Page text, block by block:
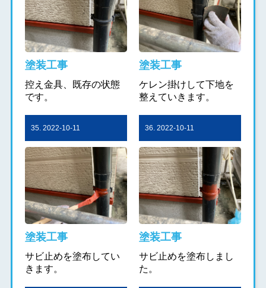
塗装工事
控え金具、既存の状態
です。
塗装工事
ケレン掛けして下地を
整えていきます。
35. 2022-10-11
塗装工事
サビ止めを塗布してい
きます。
36. 2022-10-11
塗装工事
サビ止めを塗布しまし
た。